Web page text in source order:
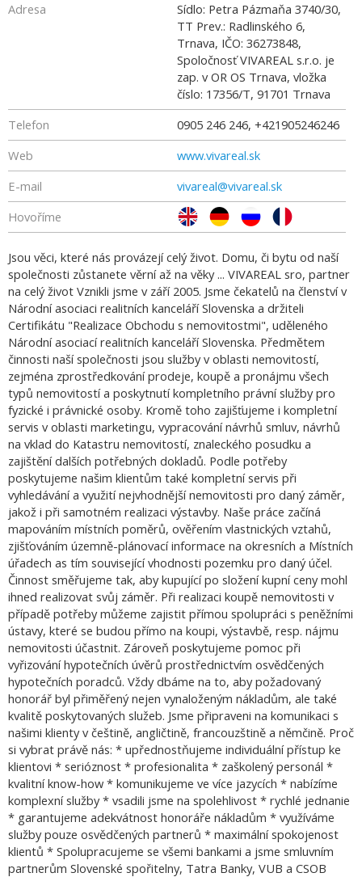
Adresa
Sídlo: Petra Pázmaňa 3740/30,
TT Prev.: Radlinského 6,
Trnava, IČO: 36273848,
Spoločnosť VIVAREAL s.r.o. je
zap. v OR OS Trnava, vložka
číslo: 17356/T, 91701 Trnava
Telefon
0905 246 246, +421905246246
Web
www.vivareal.sk
E-mail
vivareal@vivareal.sk
Hovoříme
Jsou věci, které nás provázejí celý život. Domu, či bytu od naší
společnosti zůstanete věrní až na věky ... VIVAREAL sro, partner
na celý život Vznikli jsme v září 2005. Jsme čekatelů na členství v
Národní asociaci realitních kanceláří Slovenska a držiteli
Certifikátu "Realizace Obchodu s nemovitostmi", uděleného
Národní asociací realitních kanceláří Slovenska. Předmětem
činnosti naší společnosti jsou služby v oblasti nemovitostí,
zejména zprostředkování prodeje, koupě a pronájmu všech
typů nemovitostí a poskytnutí kompletního právní služby pro
fyzické i právnické osoby. Kromě toho zajišťujeme i kompletní
servis v oblasti marketingu, vypracování návrhů smluv, návrhů
na vklad do Katastru nemovitostí, znaleckého posudku a
zajištění dalších potřebných dokladů. Podle potřeby
poskytujeme našim klientům také kompletní servis při
vyhledávání a využití nejvhodnější nemovitosti pro daný záměr,
jakož i při samotném realizaci výstavby. Naše práce začíná
mapováním místních poměrů, ověřením vlastnických vztahů,
zjišťováním územně-plánovací informace na okresních a Místních
úřadech as tím související vhodnosti pozemku pro daný účel.
Činnost směřujeme tak, aby kupující po složení kupní ceny mohl
ihned realizovat svůj záměr. Při realizaci koupě nemovitosti v
případě potřeby můžeme zajistit přímou spolupráci s peněžními
ústavy, které se budou přímo na koupi, výstavbě, resp. nájmu
nemovitosti účastnit. Zároveň poskytujeme pomoc při
vyřizování hypotečních úvěrů prostřednictvím osvědčených
hypotečních poradců. Vždy dbáme na to, aby požadovaný
honorář byl přiměřený nejen vynaloženým nákladům, ale také
kvalitě poskytovaných služeb. Jsme připraveni na komunikaci s
našimi klienty v češtině, angličtině, francouzštině a němčině. Proč
si vybrat právě nás: * upřednostňujeme individuální přístup ke
klientovi * serióznost * profesionalita * zaškolený personál *
kvalitní know-how * komunikujeme ve více jazycích * nabízíme
komplexní služby * vsadili jsme na spolehlivost * rychlé jednanie
* garantujeme adekvátnost honoráře nákladům * využíváme
služby pouze osvědčených partnerů * maximální spokojenost
klientů * Spolupracujeme se všemi bankami a jsme smluvním
partnerům Slovenské spořitelny, Tatra Banky, VUB a CSOB